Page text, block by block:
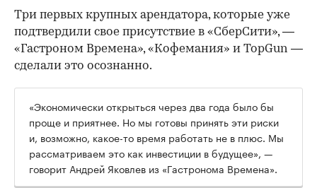
Три первых крупных арендатора, которые уже
подтвердили свое присутствие в «СберСити», —
«Гастроном Времена», «Кофемания» и TopGun —
сделали это осознанно.
«Экономически открыться через два года было бы
проще и приятнее. Но мы готовы принять эти риски
и, возможно, какое-то время работать не в плюс. Мы
рассматриваем это как инвестиции в будущее», —
говорит Андрей Яковлев из «Гастронома Времена».